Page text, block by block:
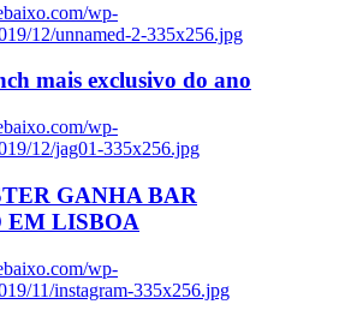
wp-
12/unnamed-2-335x256.jpg
mais exclusivo do ano
wp-
12/jag01-335x256.jpg
GANHA BAR
EM LISBOA
wp-
11/instagram-335x256.jpg